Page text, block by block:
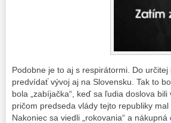
Podobne je to aj s respirátormi. Do
predvídať vývoj aj na Slovensku. Tak to
bola „zabíjačka“, keď sa ľudia doslova
pričom predseda vlády tejto republiky
Nakoniec sa viedli „rokovania“ a